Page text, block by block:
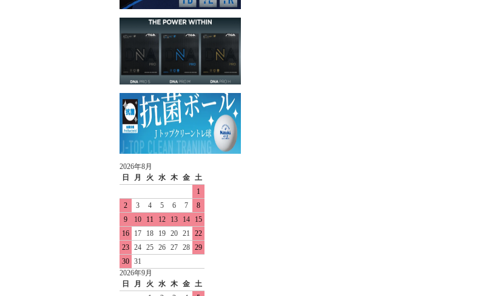
2026年8月
日
月 火 水 木 金 土
1
2
3 4 5 6 7
8
9
10 11 12 13 14
15
16
17 18 19 20 21
22
23 24 25 26 27 28 29
30 31
2026年9月
日
月 火 水 木 金 土